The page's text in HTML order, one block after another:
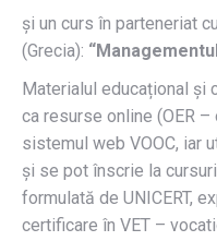
și un curs în parteneriat
(Grecia):
Materialul educațional și
ca resurse online (OER
sistemul web VOOC, iar
și se pot înscrie la
formulată de UNICERT,
certificare în VET –